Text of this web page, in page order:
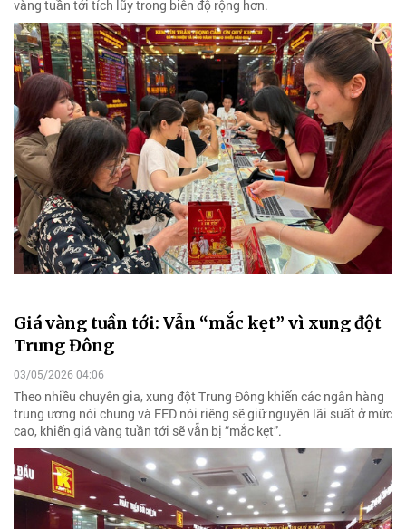
vàng tuần tới tích lũy trong biên độ rộng hơn.
Giá vàng tuần tới: Vẫn “mắc kẹt” vì xung đột
Trung Đông
03/05/2026 04:06
Theo nhiều chuyên gia, xung đột Trung Đông khiến các ngân hàng
trung ương nói chung và FED nói riêng sẽ giữ nguyên lãi suất ở mức
cao, khiến giá vàng tuần tới sẽ vẫn bị “mắc kẹt”.